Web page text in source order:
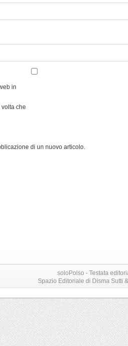
in
che
di un nuovo articolo.
soloPolso - Testata
Spazio Editoriale di Disma Sutti